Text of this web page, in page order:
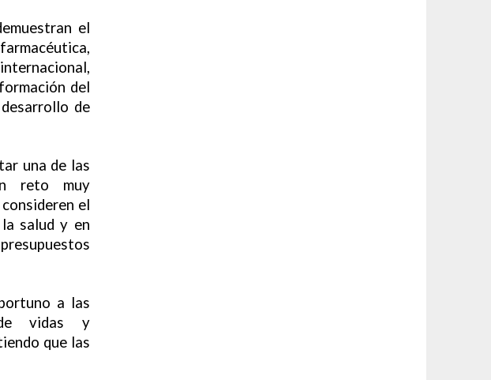
el
del
de
una de las
reto muy
el
salud y en
a las
vidas y
que las